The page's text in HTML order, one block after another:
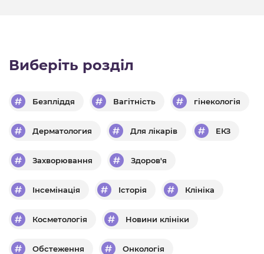
Виберіть розділ
Безпліддя Вагітність гінекологія
Дерматология Для лікарів ЕКЗ
Захворювання Здоров'я
Інсемінація Історія Клініка
Косметологія Новини клініки
Обстеження Онкологія